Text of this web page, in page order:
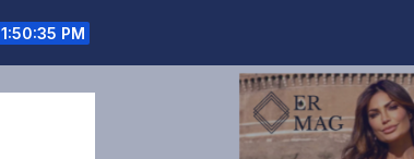
1:50:37 PM